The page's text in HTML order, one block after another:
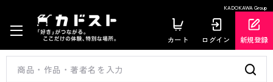
KADOKAWA Group
カート ログイン 新規登録